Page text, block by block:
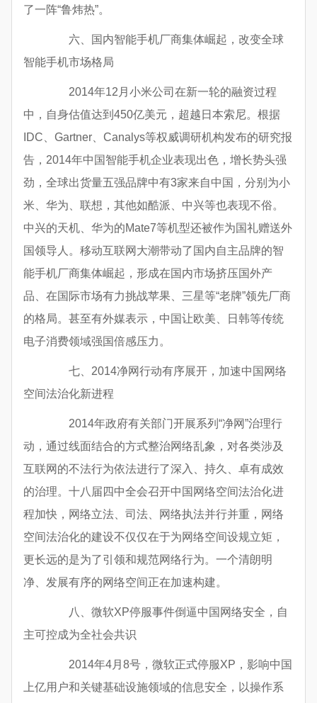
了一阵“鲁炜热”。
六、国内智能手机厂商集体崛起，改变全球
智能手机市场格局
2014年12月小米公司在新一轮的融资过程
中，自身估值达到450亿美元，超越日本索尼。根据
IDC、Gartner、Canalys等权威调研机构发布的研究报
告，2014年中国智能手机企业表现出色，增长势头强
劲，全球出货量五强品牌中有3家来自中国，分别为小
米、华为、联想，其他如酷派、中兴等也表现不俗。
中兴的天机、华为的Mate7等机型还被作为国礼赠送外
国领导人。移动互联网大潮带动了国内自主品牌的智
能手机厂商集体崛起，形成在国内市场挤压国外产
品、在国际市场有力挑战苹果、三星等“老牌”领先厂商
的格局。甚至有外媒表示，中国让欧美、日韩等传统
电子消费领域强国倍感压力。
七、2014净网行动有序展开，加速中国网络
空间法治化新进程
2014年政府有关部门开展系列“净网”治理行
动，通过线面结合的方式整治网络乱象，对各类涉及
互联网的不法行为依法进行了深入、持久、卓有成效
的治理。十八届四中全会召开中国网络空间法治化进
程加快，网络立法、司法、网络执法并行并重，网络
空间法治化的建设不仅仅在于为网络空间设规立矩，
更长远的是为了引领和规范网络行为。一个清朗明
净、发展有序的网络空间正在加速构建。
八、微软XP停服事件倒逼中国网络安全，自
主可控成为全社会共识
2014年4月8号，微软正式停服XP，影响中国
上亿用户和关键基础设施领域的信息安全，以操作系